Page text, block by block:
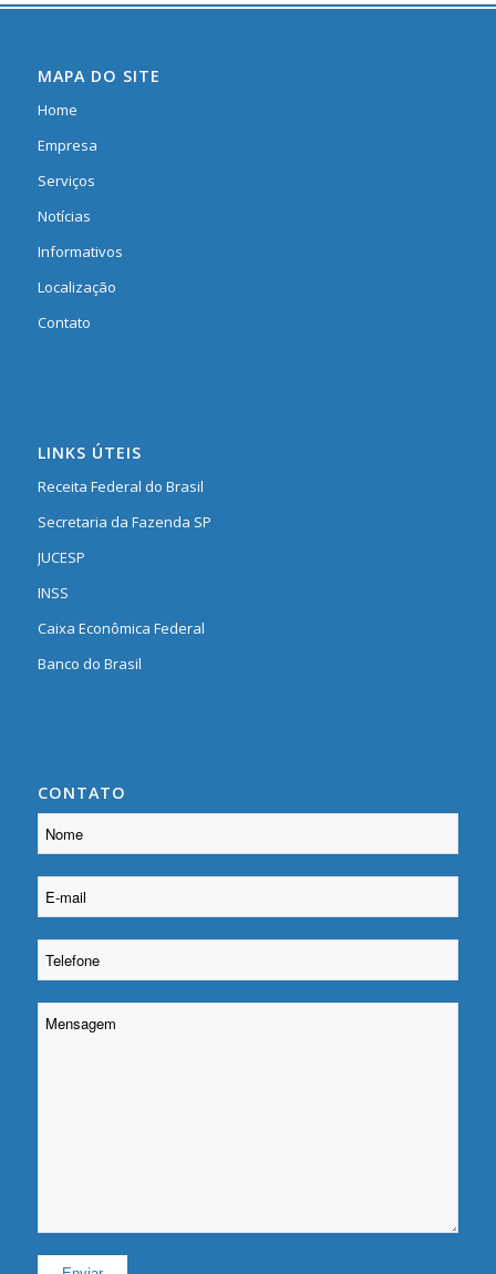
MAPA DO SITE
Home
Empresa
Serviços
Notícias
Informativos
Localização
Contato
LINKS ÚTEIS
Receita Federal do Brasil
Secretaria da Fazenda SP
JUCESP
INSS
Caixa Econômica Federal
Banco do Brasil
CONTATO
Please leave this field empty.